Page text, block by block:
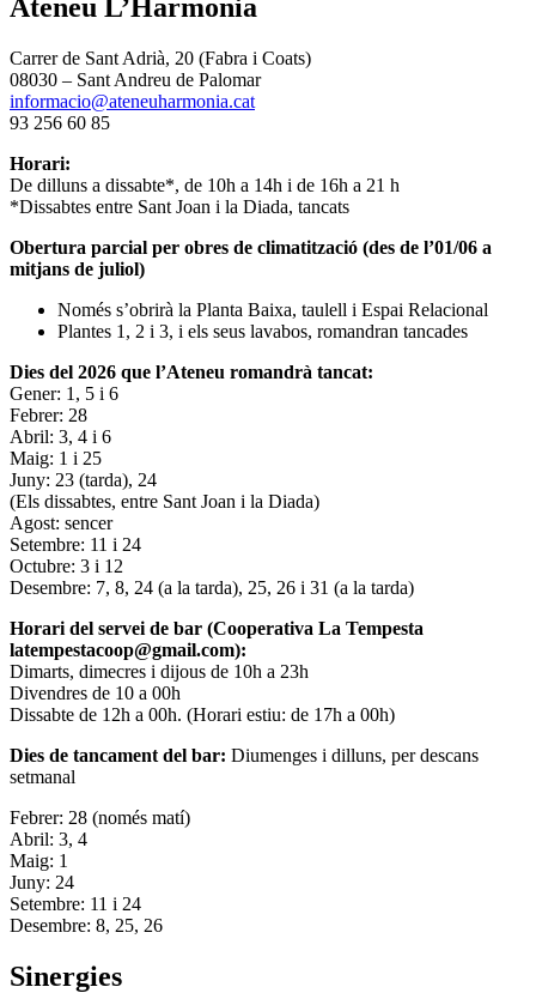
Ateneu L’Harmonia
Carrer de Sant Adrià, 20 (Fabra i Coats)
08030 – Sant Andreu de Palomar
informacio@ateneuharmonia.cat
93 256 60 85
Horari:
De dilluns a dissabte*, de 10h a 14h i de 16h a 21 h
*Dissabtes entre Sant Joan i la Diada, tancats
Obertura parcial per obres de climatització (des de l’01/06 a
mitjans de juliol)
Només s’obrirà la Planta Baixa, taulell i Espai Relacional
Plantes 1, 2 i 3, i els seus lavabos, romandran tancades
Dies del 2026 que l’Ateneu romandrà tancat:
Gener: 1, 5 i 6
Febrer: 28
Abril: 3, 4 i 6
Maig: 1 i 25
Juny: 23 (tarda), 24
(Els dissabtes, entre Sant Joan i la Diada)
Agost: sencer
Setembre: 11 i 24
Octubre: 3 i 12
Desembre: 7, 8, 24 (a la tarda), 25, 26 i 31 (a la tarda)
Horari del servei de bar (Cooperativa La Tempesta
latempestacoop@gmail.com):
Dimarts, dimecres i dijous de 10h a 23h
Divendres de 10 a 00h
Dissabte de 12h a 00h. (Horari estiu: de 17h a 00h)
Dies de tancament del bar: Diumenges i dilluns, per descans
setmanal
Febrer: 28 (només matí)
Abril: 3, 4
Maig: 1
Juny: 24
Setembre: 11 i 24
Desembre: 8, 25, 26
Sinergies